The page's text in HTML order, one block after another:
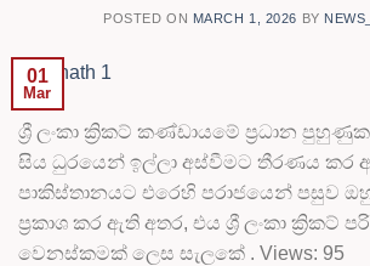
POSTED ON MARCH 1, 2026 BY
01
Mar
ශ්‍රී ලංකා ක්‍රිකට් කණ්ඩායමේ ප්‍රධාන
සිය ධුරයෙන් ඉල්ලා අස්වීමට තීරණය කර
පාකිස්තානයට එරෙහි පරාජයෙන් පසුව
ප්‍රකාශ කර ඇති අතර, එය ශ්‍රී ලංකා ක්‍රිකට්
වෙනස්කමක් ලෙස සැලකේ . Views: 95